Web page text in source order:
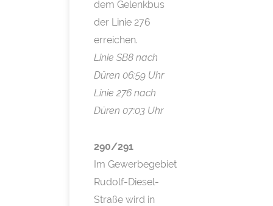
dem Gelenkbus
der Linie 276
erreichen.
Linie SB8 nach
Düren 06:59 Uhr
Linie 276 nach
Düren 07:03 Uhr
290/291
Im Gewerbegebiet
Rudolf-Diesel-
Straße wird in